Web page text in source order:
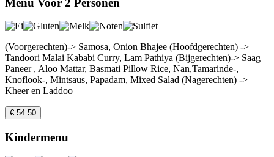
(Voorgerechten)-> Samosa, Onion Bhajee (Hoofdgerechten) ->
Tandoori Malai Kababi Curry, Lam Pathiya (Bijgerechten)-> Saag
Paneer , Aloo Mattar, Basmati Pillow Rice, Nan,Tamarinde-,
Knoflook-, Mintsaus, Papadam, Mixed Salad (Nagerechten) ->
Kheer en Laddoo
€ 54.50
Kindermenu